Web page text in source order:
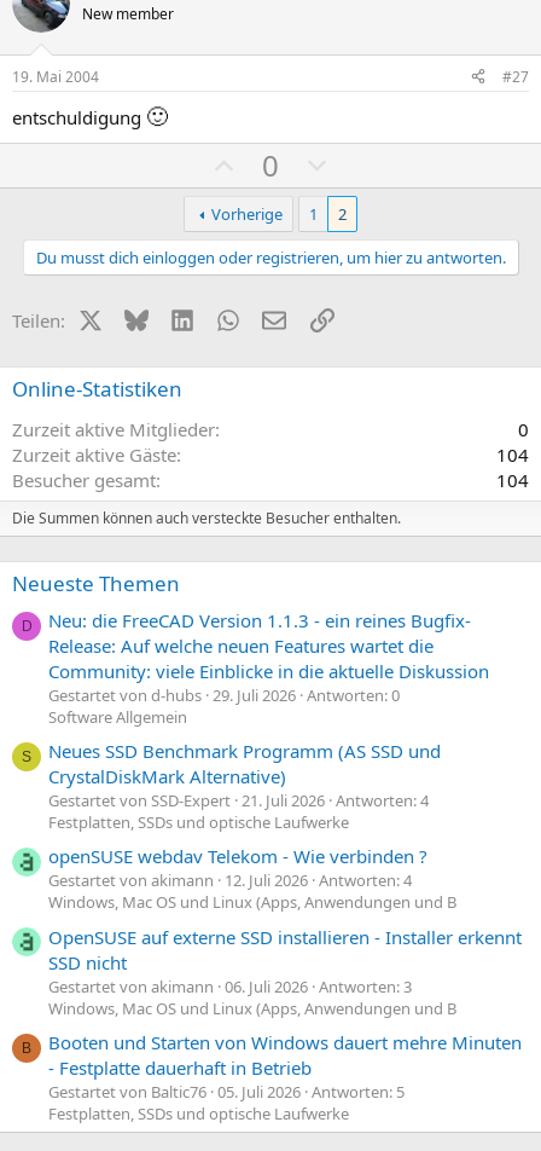
t
v
e
t
i
m
m
t
v
e
t
i
m
m
e
New member
19. Mai 2004 #27
entschuldigung 🙂
o
s
i
t
e
m
e
0
e
g
a
t
i
e
m
e
Vorherige 1
2
Du musst dich einloggen oder registrieren, um hier zu antworten.
Teilen: X (Twitter)
BlueskyLinkedInWhatsApp
E-MailLink
Online-Statistiken
Zurzeit aktive Mitglieder
0
Zurzeit aktive Gäste
104
Besucher gesamt
104
Die Summen können auch versteckte Besucher enthalten.
Neueste Themen
D
Neu: die FreeCAD Version 1.1.3 - ein reines Bugfix-
Release: Auf welche neuen Features wartet die
Community: viele Einblicke in die aktuelle Diskussion
Gestartet von d-hubs 29. Juli 2026 Antworten: 0
Software Allgemein
S
Neues SSD Benchmark Programm (AS SSD und
CrystalDiskMark Alternative)
Gestartet von SSD-Expert 21. Juli 2026 Antworten: 4
Festplatten, SSDs und optische Laufwerke
openSUSE webdav Telekom - Wie verbinden ?
Gestartet von akimann 12. Juli 2026 Antworten: 4
Windows, Mac OS und Linux (Apps, Anwendungen und B
OpenSUSE auf externe SSD installieren - Installer erkennt
SSD nicht
Gestartet von akimann 06. Juli 2026 Antworten: 3
Windows, Mac OS und Linux (Apps, Anwendungen und B
B
Booten und Starten von Windows dauert mehre Minuten
- Festplatte dauerhaft in Betrieb
Gestartet von Baltic76 05. Juli 2026 Antworten: 5
Festplatten, SSDs und optische Laufwerke